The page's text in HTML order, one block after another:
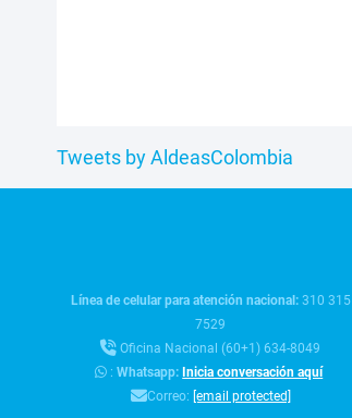
Tweets by AldeasColombia
Línea de celular para atención nacional: 310 315
7529
Oficina Nacional (60+1) 634-8049
:Whatsapp: Inicia conversación aquí
Correo: [email protected]